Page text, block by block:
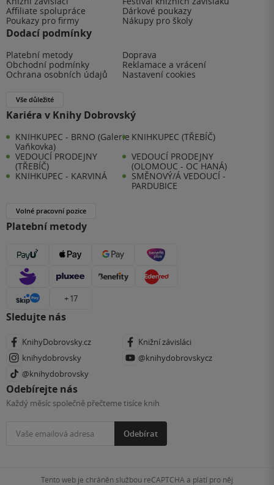
Affiliate spolupráce
Dárkové poukazy
Poukazy pro firmy
Nákupy pro školy
Dodací podmínky
Platební metody
Doprava
Obchodní podmínky
Reklamace a vrácení
Ochrana osobních údajů
Nastavení cookies
Vše důležité
Kariéra v Knihy Dobrovský
KNIHKUPEC - BRNO (Galerie
Vaňkovka)
KNIHKUPEC (TŘEBÍČ)
VEDOUCÍ PRODEJNY
(TŘEBÍČ)
VEDOUCÍ PRODEJNY
(OLOMOUC - OC HANÁ)
KNIHKUPEC - KARVINÁ
SMĚNOVÝ/Á VEDOUCÍ -
PARDUBICE
Volné pracovní pozice
Platební metody
+ 17
Sledujte nás
KnihyDobrovsky.cz
Knižní závisláci
knihydobrovsky
@knihydobrovskycz
@knihydobrovsky
Odebírejte nás
Každý měsíc společně přečteme tisíce knih
Odebírat
Tento web je chráněn službou reCAPTCHA a platí pro něj